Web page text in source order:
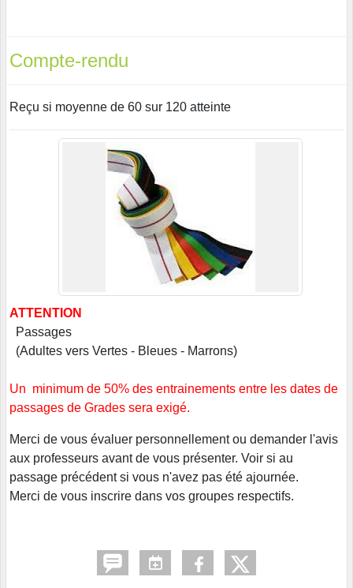
Compte-rendu
Reçu si moyenne de 60 sur 120 atteinte
ATTENTION
Passages
(Adultes vers Vertes - Bleues - Marrons)
Un minimum de 50% des entrainements entre les dates de
passages de Grades sera exigé.
Merci de vous évaluer personnellement ou demander l'avis
aux professeurs avant de vous présenter. Voir si au
passage précédent si vous n'avez pas été ajournée.
Merci de vous inscrire dans vos groupes respectifs.